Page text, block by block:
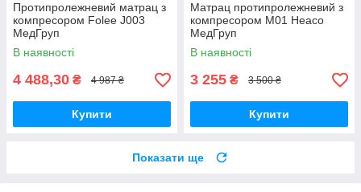
Протипролежневий матрац з
компресором Folee J003
МедГруп
В наявності
4 488,30 ₴ 4 987 ₴
Купити
Матрац протипролежневий з
компресором M01 Heaco
МедГруп
В наявності
3 255 ₴ 3 500 ₴
Купити
Показати ще